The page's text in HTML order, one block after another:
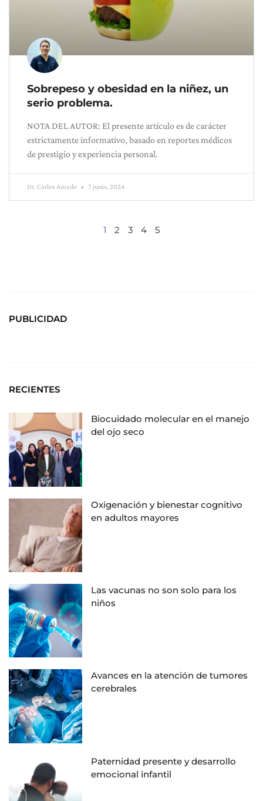
Sobrepeso y obesidad en la niñez, un
serio problema.
NOTA DEL AUTOR: El presente artículo es de carácter
estrictamente informativo, basado en reportes médicos
de prestigio y experiencia personal.
Dr. Carlos Amado 7 junio, 2024
1 2 3 4 5
PUBLICIDAD
RECIENTES
Biocuidado molecular en el manejo
del ojo seco
Oxigenación y bienestar cognitivo
en adultos mayores
Las vacunas no son solo para los
niños
Avances en la atención de tumores
cerebrales
Paternidad presente y desarrollo
emocional infantil